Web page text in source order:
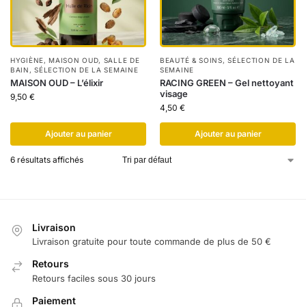
HYGIÈNE,MAISON OUD, SALLE DE
BAIN ,SÉLECTION DE LA SEMAINE
MAISON OUD – L’élixir
9,50 €
Ajouter au panier
BEAUTÉ & SOINS,SÉLECTION DE LA
SEMAINE
RACING GREEN – Gel nettoyant
visage
4,50 €
Ajouter au panier
6 résultats affichés
Livraison
Livraison gratuite pour toute commande de plus de 50 €
Retours
Retours faciles sous 30 jours
Paiement